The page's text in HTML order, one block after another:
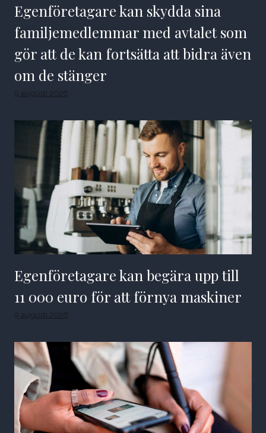
Egenföretagare kan skydda sina
familjemedlemmar med avtalet som
gör att de kan fortsätta att bidra även
om de stänger
9 augusti 2026
Egenföretagare kan begära upp till
11 000 euro för att förnya maskiner
9 augusti 2026